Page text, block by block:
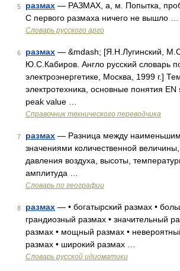
5 размах — РАЗМАХ, а, м. Попытка,
С первого размаха ничего не вышло …
Словарь русского арго
6 размах — &mdash; [Я.Н.Лугинский,
Ю.С.Кабиров. Англо русский словарь
электроэнергетике, Москва, 1999 г.]
электротехника, основные понятия
peak value …
Справочник технического переводчика
7 размах — Разница между
значениями количественной
давления воздуха, высоты,
амплитуда …
Словарь по географии
8 размах — • богатырский размах •
грандиозный размах • значительный
размах • мощный размах •
размах • широкий размах …
Словарь русской идиоматики